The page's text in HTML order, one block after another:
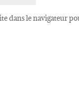
dans le navigateur